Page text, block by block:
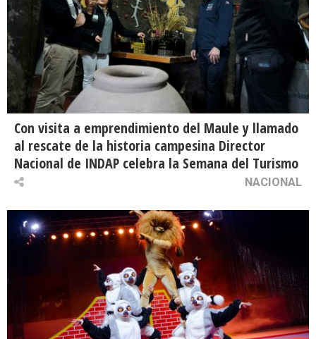
Con visita a emprendimiento del Maule y llamado
al rescate de la historia campesina Director
Nacional de INDAP celebra la Semana del Turismo
NACIONAL